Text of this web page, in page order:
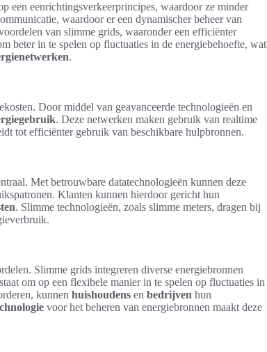
een eenrichtingsverkeerprincipes, waardoor ze minder
waardoor er een dynamischer beheer van
van slimme grids, waaronder een efficiënter
beter in te spelen op fluctuaties in de energiebehoefte, wat
.
Door middel van geavanceerde technologieën en
. Deze netwerken maken gebruik van realtime
tot efficiënter gebruik van beschikbare hulpbronnen.
Met betrouwbare datatechnologieën kunnen deze
Klanten kunnen hierdoor gericht hun
. Slimme technologieën, zoals slimme meters, dragen bij
Slimme grids integreren diverse energiebronnen
om op een flexibele manier in te spelen op fluctuaties in
kunnen huishoudens en bedrijven hun
voor het beheren van energiebronnen maakt deze